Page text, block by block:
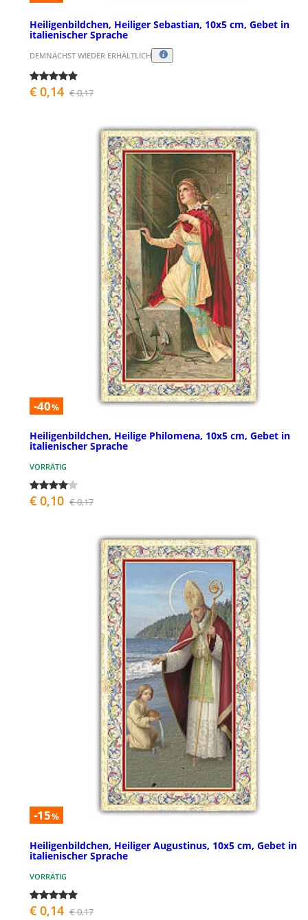
Heiligenbildchen, Heiliger Sebastian, 10x5 cm, Gebet in
italienischer Sprache
DEMNÄCHST WIEDER ERHÄLTLICH
€ 0,14 € 0,17
-40%
Heiligenbildchen, Heilige Philomena, 10x5 cm, Gebet in
italienischer Sprache
VORRÄTIG
€ 0,10 € 0,17
-15%
Heiligenbildchen, Heiliger Augustinus, 10x5 cm, Gebet in
italienischer Sprache
VORRÄTIG
€ 0,14 € 0,17